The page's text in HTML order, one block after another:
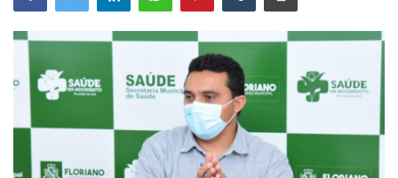
Mural de Licitações
Notícias
Vídeos
Webmail